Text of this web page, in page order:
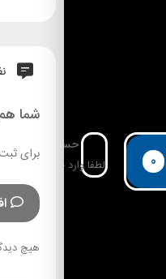
0
حساب کاربری
لطفا وارد حساب خود
شما
برای
هیچ